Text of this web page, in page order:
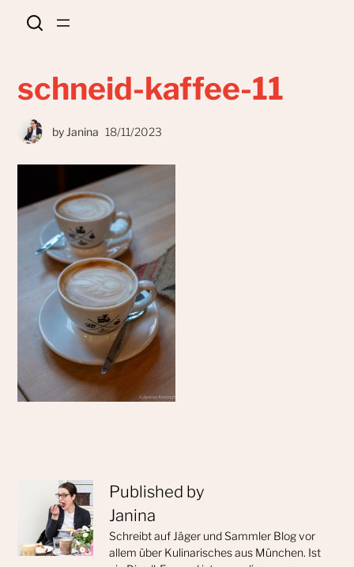
schneid-kaffee-11
by Janina 18/11/2023
Published by
Janina
Schreibt auf Jäger und Sammler Blog vor
allem über Kulinarisches aus München. Ist